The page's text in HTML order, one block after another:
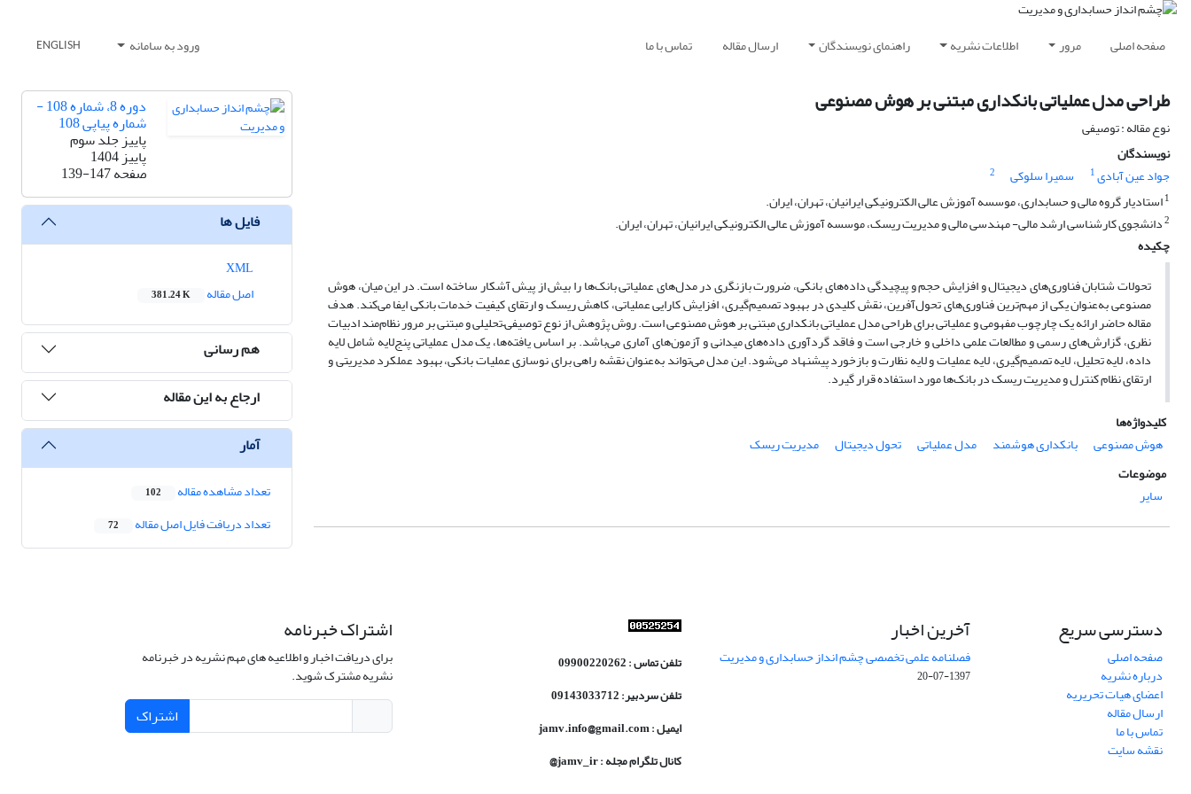
صفحه اصلی مرور اطلاعات نشریه راهنمای نویسندگان ارسال مقاله تماس با ما ورود به سامانه ENGLISH
طراحی مدل عملیاتی بانکداری مبتنی بر هوش مصنوعی
نوع مقاله : توصیفی
نویسندگان
جواد عین آبادی1 سمیرا سلوکی
2
1استادیار گروه مالی و حسابداری، موسسه آموزش عالی الکترونیکی ایرانیان، تهران، ایران.
2دانشجوی کارشناسی ارشد مالی- مهندسی مالی و مدیریت ریسک، موسسه آموزش عالی الکترونیکی ایرانیان، تهران، ایران.
چکیده
تحولات شتابان فناوری‌های دیجیتال و افزایش حجم و پیچیدگی داده‌های بانکی، ضرورت بازنگری در مدل‌های عملیاتی بانک‌ها را بیش از پیش آشکار ساخته است. در این میان، هوش
مصنوعی به‌عنوان یکی از مهم‌ترین فناوری‌های تحول‌آفرین، نقش کلیدی در بهبود تصمیم‌گیری، افزایش کارایی عملیاتی، کاهش ریسک و ارتقای کیفیت خدمات بانکی ایفا می‌کند. هدف
مقاله حاضر ارائه یک چارچوب مفهومی و عملیاتی برای طراحی مدل عملیاتی بانکداری مبتنی بر هوش مصنوعی است. روش پژوهش از نوع توصیفی–تحلیلی و مبتنی بر مرور نظام‌مند ادبیات
نظری، گزارش‌های رسمی و مطالعات علمی داخلی و خارجی است و فاقد گردآوری داده‌های میدانی و آزمون‌های آماری می‌باشد. بر اساس یافته‌ها، یک مدل عملیاتی پنج‌لایه شامل لایه
داده، لایه تحلیل، لایه تصمیم‌گیری، لایه عملیات و لایه نظارت و بازخورد پیشنهاد می‌شود. این مدل می‌تواند به‌عنوان نقشه راهی برای نوسازی عملیات بانکی، بهبود عملکرد مدیریتی و
ارتقای نظام کنترل و مدیریت ریسک در بانک‌ها مورد استفاده قرار گیرد.
کلیدواژه‌ها
هوش مصنوعی
بانکداری هوشمند مدل عملیاتی تحول دیجیتال
مدیریت ریسک
موضوعات
سایر
دوره 8، شماره 108 -
شماره پیاپی 108
پاییز جلد سوم
پاییز 1404
صفحه139-147
فایل ها
اصل مقاله
381.24 K
هم رسانی
ارجاع به این مقاله
آمار
تعداد مشاهده مقاله 102
تعداد دریافت فایل اصل مقاله 72
دسترسی سریع
صفحه اصلی
درباره نشریه
اعضای هیات تحریریه
ارسال مقاله
تماس با ما
نقشه سایت
آخرین اخبار
فصلنامه علمی تخصصی چشم انداز حسابداری و مدیریت
1397-07-20
تلفن تماس : 09900220262
تلفن سردبیر: 09143033712
ایمیل : jamv.info@gmail.com
کانال تلگرام مجله : jamv_ir@
اشتراک خبرنامه
برای دریافت اخبار و اطلاعیه های مهم نشریه در خبرنامه
نشریه مشترک شوید.
اشتراک